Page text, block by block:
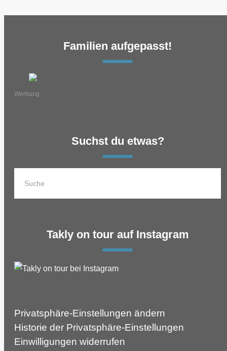
Familien aufgepasst!
Werbung
Suchst du etwas?
Takly on tour auf Instagram
Privatsphäre-Einstellungen ändern
Historie der Privatsphäre-Einstellungen
Einwilligungen widerrufen